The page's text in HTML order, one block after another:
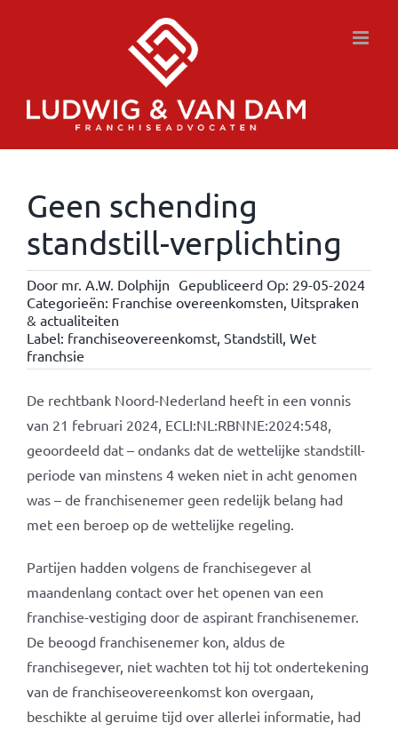
Geen schending
standstill-verplichting
Door mr. A.W. Dolphijn Gepubliceerd Op: 29-05-2024
Categorieën: Franchise overeenkomsten, Uitspraken
& actualiteiten
Label: franchiseovereenkomst, Standstill, Wet
franchsie
De rechtbank Noord-Nederland heeft in een vonnis
van 21 februari 2024, ECLI:NL:RBNNE:2024:548,
geoordeeld dat – ondanks dat de wettelijke standstill-
periode van minstens 4 weken niet in acht genomen
was – de franchisenemer geen redelijk belang had
met een beroep op de wettelijke regeling.
Partijen hadden volgens de franchisegever al
maandenlang contact over het openen van een
franchise-vestiging door de aspirant franchisenemer.
De beoogd franchisenemer kon, aldus de
franchisegever, niet wachten tot hij tot ondertekening
van de franchiseovereenkomst kon overgaan,
beschikte al geruime tijd over allerlei informatie, had